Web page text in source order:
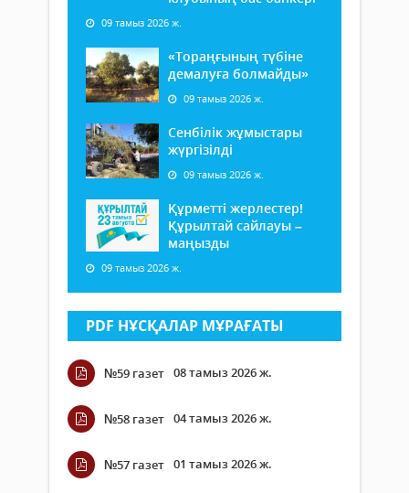
09 тамыз 2026 ж.
«Тораңғының түбіне
демалуға болмайды»
09 тамыз 2026 ж.
Сенбілік жұмыстары
жүргізілді
09 тамыз 2026 ж.
Құрметті жерлестер!
Құрылтай сайлауы –
маңызды
09 тамыз 2026 ж.
PDF НҰСҚАЛАР МҰРАҒАТЫ
№59 газет 08 тамыз 2026 ж.
№58 газет 04 тамыз 2026 ж.
№57 газет 01 тамыз 2026 ж.